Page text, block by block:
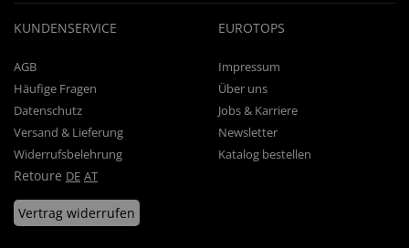
KUNDENSERVICE
AGB
Häufige Fragen
Datenschutz
Versand & Lieferung
Widerrufsbelehrung
Retoure DE AT
Vertrag widerrufen
EUROTOPS
Impressum
Über uns
Jobs & Karriere
Newsletter
Katalog bestellen